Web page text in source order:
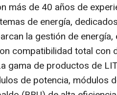
más de 40 años de
de energía,
la gestión de
compatibilidad total con
gama de productos de
de potencia, módulos